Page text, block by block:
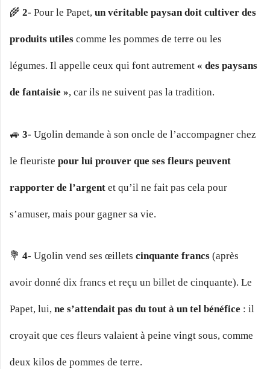
🌾 2- Pour le Papet, un véritable paysan doit cultiver des
produits utiles comme les pommes de terre ou les
légumes. Il appelle ceux qui font autrement « des paysans
de fantaisie », car ils ne suivent pas la tradition.
🚙 3- Ugolin demande à son oncle de l’accompagner chez
le fleuriste pour lui prouver que ses fleurs peuvent
rapporter de l’argent et qu’il ne fait pas cela pour
s’amuser, mais pour gagner sa vie.
💐 4- Ugolin vend ses œillets cinquante francs (après
avoir donné dix francs et reçu un billet de cinquante). Le
Papet, lui, ne s’attendait pas du tout à un tel bénéfice : il
croyait que ces fleurs valaient à peine vingt sous, comme
deux kilos de pommes de terre.